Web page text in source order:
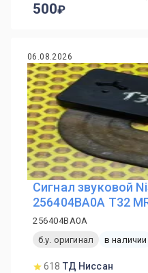
500
06.08.2026
Сигнал звуковой
256404BA0A T32
256404BA0A
б.у. оригинал
в наличии
618 ТД Ниссан